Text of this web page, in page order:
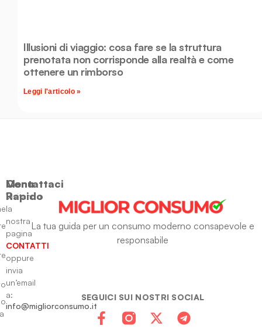
Illusioni di viaggio: cosa fare se la struttura
prenotata non corrisponde alla realtà e come
ottenere un rimborso
Leggi l'articolo »
La tua guida per un consumo moderno consapevole e
responsabile
SEGUICI SUI NOSTRI SOCIAL
Menu
Rapido
Contattaci
Visitando
la
nostra
pagina
CONTATTI
oppure
invia
un’email
a:
info@migliorconsumo.it